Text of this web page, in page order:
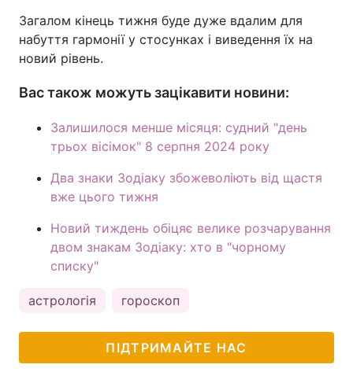
Загалом кінець тижня буде дуже вдалим для
набуття гармонії у стосунках і виведення їх на
новий рівень.
Вас також можуть зацікавити новини:
Залишилося менше місяця: судний "день
трьох вісімок" 8 серпня 2024 року
Два знаки Зодіаку збожеволіють від щастя
вже цього тижня
Новий тиждень обіцяє велике розчарування
двом знакам Зодіаку: хто в "чорному
списку"
астрологія гороскоп
ПІДТРИМАЙТЕ НАС